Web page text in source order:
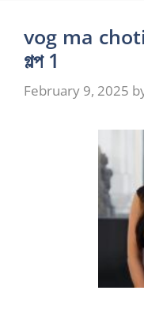
vog ma choti
গল্প 1
February 9, 2025